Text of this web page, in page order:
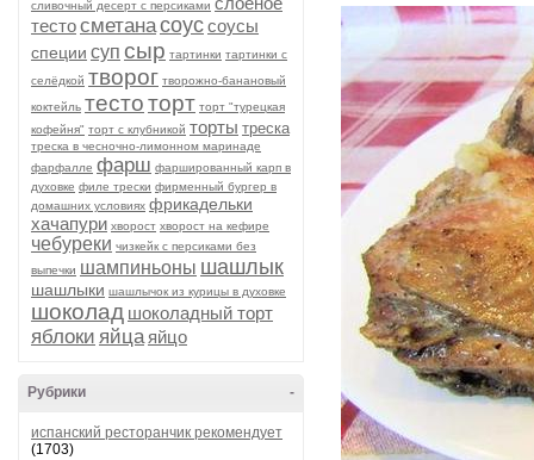
сливочный десерт с персиками
тестосметанасоуссоусы
специи суп сыр тартинки тартинки с
селёдкой творог творожно-банановый
коктейль тестоторт торт "турецкая
кофейня" торт с клубникой торты треска
треска в чесночно-лимонном маринаде
фарфалле фарш фаршированный карп в
духовке филе трески фирменный бургер в
домашних условиях фрикадельки
хачапури хворост хворост на кефире
чебуреки чизкейк с персиками без
выпечки шампиньоны шашлык
шашлыки шашлычок из курицы в духовке
шоколад шоколадный торт
яблоки яйца яйцо
-
Рубрики
испанский ресторанчик рекомендует
(1703)